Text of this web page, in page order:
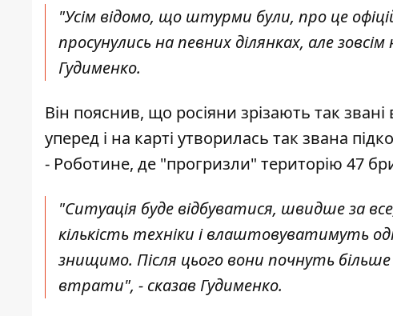
"Усім відомо, що штурми були, про це
просунулись на певних ділянках, але
Гудименко.
Він пояснив, що росіяни зрізають так
уперед і на карті утворилась так звана
- Роботине, де "прогризли" територію 47
"Ситуація буде відбуватися, швидше за
кількість техніки і влаштовуватимуть
знищимо. Після цього вони почнуть
втрати", - сказав Гудименко.